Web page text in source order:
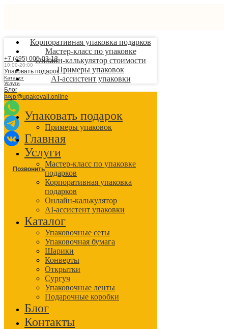
+7 (495) 005-03-13
10:00-20:00
Упаковать подарок
Каталог
Услуги
Блог
help@upakovali.online
Позвонить
Корпоративная упаковка подарков
Мастер-класс по упаковке
Онлайн-калькулятор стоимости
Примеры упаковок
AI-ассистент упаковки
Упаковать подарок
Примеры упаковок
Главная
Услуги
Мастер-класс по упаковке
подарков
Корпоративная упаковка
подарков
Онлайн-калькулятор
AI-ассистент упаковки
Каталог
Упаковочные сеты
Упаковочная бумага
Шарики
Конверты
Открытки
Сургуч
Упаковочные ленты
Подарочные коробки
Блог
Контакты